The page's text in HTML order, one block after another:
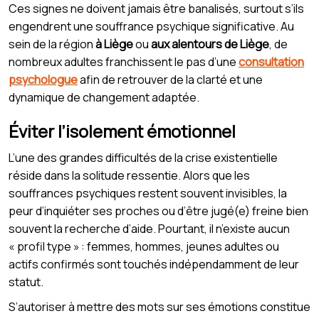
Ces signes ne doivent jamais être banalisés, surtout s’ils
engendrent une souffrance psychique significative. Au
sein de la régionà Liègeouaux alentours de Liège, de
nombreux adultes franchissent le pas d’uneconsultation
psychologueafin de retrouver de la clarté et une
dynamique de changement adaptée.
Éviter l’isolement émotionnel
L’une des grandes difficultés de la crise existentielle
réside dans la solitude ressentie. Alors que les
souffrances psychiques restent souvent invisibles, la
peur d’inquiéter ses proches ou d’être jugé(e) freine bien
souvent la recherche d’aide. Pourtant, il n’existe aucun
« profil type » : femmes, hommes, jeunes adultes ou
actifs confirmés sont touchés indépendamment de leur
statut.
S’autoriser à mettre des mots sur ses émotions constitue